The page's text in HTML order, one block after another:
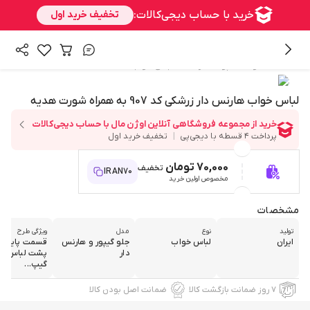
لباس خواب هارنس دار زرشکی کد 907 به همراه شورت هدیه
70,000 تومان تخفیف
مخصوص اولین خرید
IRAN70
مشخصات
تولید
ایران
نوع
لباس خواب
مدل
جلو گیپور و هارنس
دار
ویژگی طرح
قسمت
پشت لباس
گیپ...
۷ روز ضمانت بازگشت کالا ضمانت اصل بودن کالا